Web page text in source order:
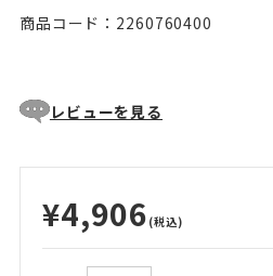
商品コード：2260760400
レビューを見る
¥4,906 (税込)